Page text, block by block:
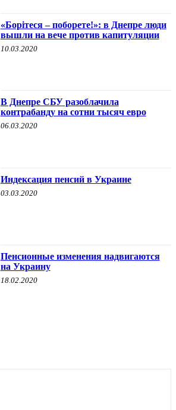
«Борітеся – поборете!»: в Днепре люди
вышли на вече против капитуляции
10.03.2020
В Днепре СБУ разоблачила
контрабанду на сотни тысяч евро
06.03.2020
Индексация пенсий в Украине
03.03.2020
Пенсионные изменения надвигаются
на Украину
18.02.2020